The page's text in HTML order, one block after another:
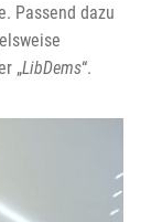
Passend dazu
„LibDems“.